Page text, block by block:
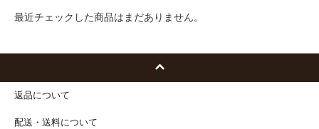
最近チェックした商品はまだありません。
返品について
配送・送料について